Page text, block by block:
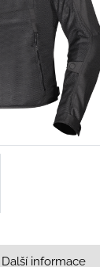
Další informace